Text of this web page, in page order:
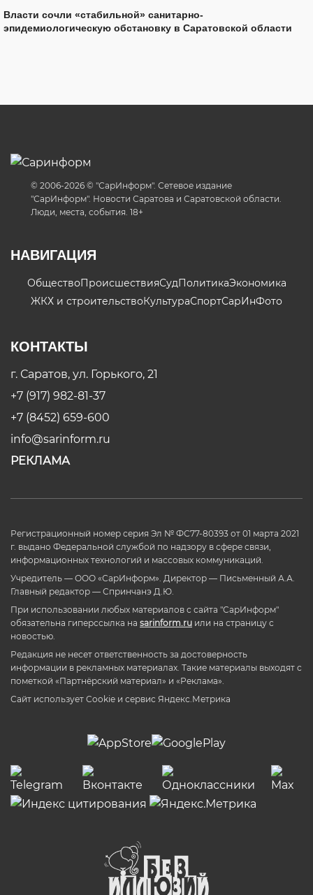
Власти сочли «стабильной» санитарно-
эпидемиологическую обстановку в Саратовской области
© 2006-2026 © "СарИнформ". Сетевое издание
"СарИнформ". Новости Саратова и Саратовской области.
Люди, места, события. 18+
НАВИГАЦИЯ
ОбществоПроисшествияСудПолитикаЭкономика
ЖКХ и строительствоКультураСпортСарИнФото
КОНТАКТЫ
г. Саратов, ул. Горького, 21
+7 (917) 982-81-37
+7 (8452) 659-600
info@sarinform.ru
РЕКЛАМА
Регистрационный номер серия Эл № ФС77-80393 от 01 марта 2021
г. выдано Федеральной службой по надзору в сфере связи,
информационных технологий и массовых коммуникаций.
Учредитель — ООО «СарИнформ». Директор — Письменный А.А.
Главный редактор — Спринчанэ Д.Ю.
При использовании любых материалов с сайта "СарИнформ"
обязательна гиперссылка на sarinform.ru или на страницу с
новостью.
Редакция не несет ответственность за достоверность
информации в рекламных материалах. Такие материалы выходят с
пометкой «Партнёрский материал» и «Реклама».
Сайт использует Cookie и сервиc Яндекс.Метрика